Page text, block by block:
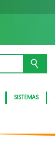
SISTEMAS